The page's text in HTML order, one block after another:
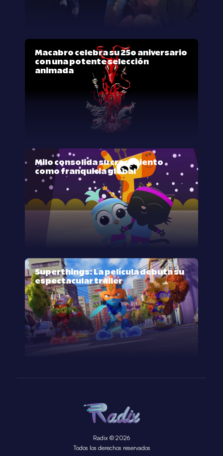
Macabro celebra su 25º aniversario
con una potente selección
animada
Milo consolida su crecimiento
como franquicia global
Superthings: La película debuta su
espectacular trailer
Radix © 2026
Todos los derechos reservados